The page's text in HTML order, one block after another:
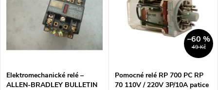
Elektromechanické relé –
ALLEN-BRADLEY BULLETIN
49 Kč
–60 %
Pomocné relé RP 700 PC RP
70 110V / 220V 3P/10A patice